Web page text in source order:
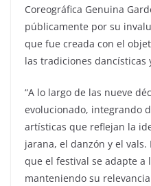
Coreográfica Genuina
públicamente por su
que fue creada con el
las tradiciones dancísticas
“A lo largo de las nueve
evolucionado, integrando
artísticas que reflejan la
jarana, el danzón y el
que el festival se adapte a
manteniendo su